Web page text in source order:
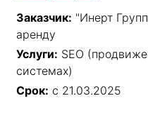
Заказчик: "Инерт
аренду
Услуги: SEO
системах)
Срок: с 21.03.2025